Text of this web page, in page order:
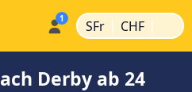
SFr | CHF |
Derby ab 24